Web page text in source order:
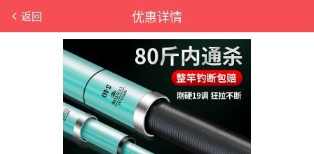
优惠详情
返回